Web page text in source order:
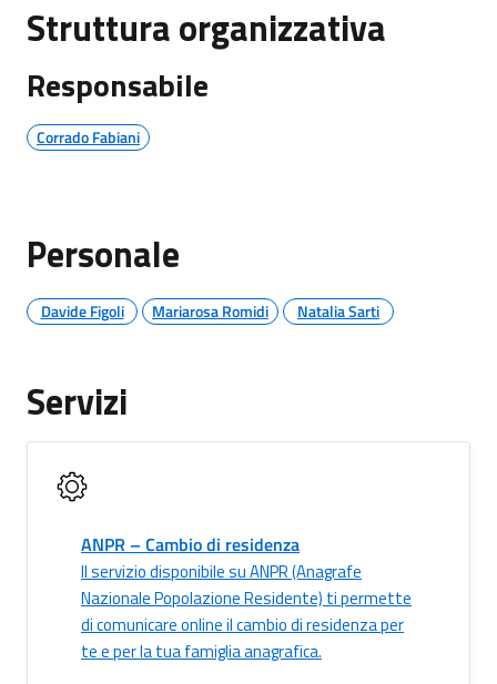
Struttura organizzativa
Responsabile
Corrado Fabiani
Personale
Davide Figoli Mariarosa Romidi Natalia Sarti
Servizi
ANPR – Cambio di residenza
Il servizio disponibile su ANPR (Anagrafe
Nazionale Popolazione Residente) ti permette
di comunicare online il cambio di residenza per
te e per la tua famiglia anagrafica.